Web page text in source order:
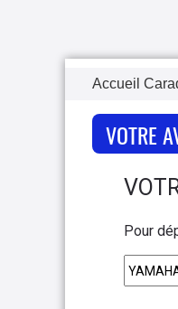
Accueil
VOTRE
Pour